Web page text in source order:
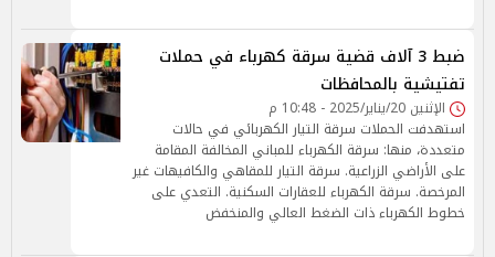
ضبط 3 آلاف قضية سرقة كهرباء في حملات
تفتيشية بالمحافظات
الإثنين 20/يناير/2025 - 10:48 م
استهدفت الحملات سرقة التيار الكهربائي في حالات
متعددة، منها: سرقة الكهرباء للمباني المخالفة المقامة
على الأراضي الزراعية. سرقة التيار للمقاهي والكافيهات غير
المرخصة. سرقة الكهرباء للعقارات السكنية. التعدي على
خطوط الكهرباء ذات الضغط العالي والمنخفض